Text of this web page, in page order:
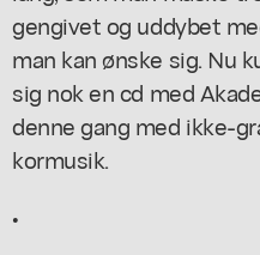
gengivet og uddybet
man kan ønske sig. Nu
sig nok en cd med
denne gang med ikke-
kormusik.
•